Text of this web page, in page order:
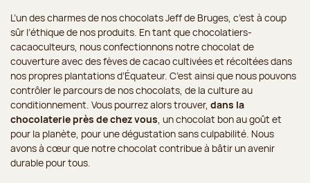
L’un des charmes de nos chocolats Jeff de Bruges, c’est à coup
sûr l’éthique de nos produits. En tant que chocolatiers-
cacaoculteurs, nous confectionnons notre chocolat de
couverture avec des fèves de cacao cultivées et récoltées dans
nos propres plantations d’Équateur. C’est ainsi que nous pouvons
contrôler le parcours de nos chocolats, de la culture au
conditionnement. Vous pourrez alors trouver, dans la
chocolaterie près de chez vous, un chocolat bon au goût et
pour la planète, pour une dégustation sans culpabilité. Nous
avons à cœur que notre chocolat contribue à bâtir un avenir
durable pour tous.